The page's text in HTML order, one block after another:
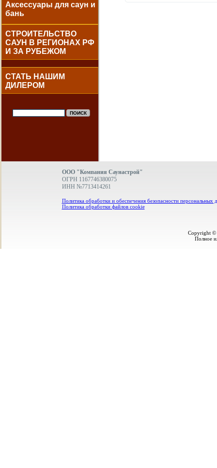
Аксессуары для саун и
бань
СТРОИТЕЛЬСТВО
САУН В РЕГИОНАХ РФ
И ЗА РУБЕЖОМ
СТАТЬ НАШИМ
ДИЛЕРОМ
ООО "Компания Саунастрой"
ОГРН 1167746380075
ИНН №7713414261
Политика обработки и обеспечения безопасности персональных
Политика обработки файлов cookie
Copyright ©
Полное